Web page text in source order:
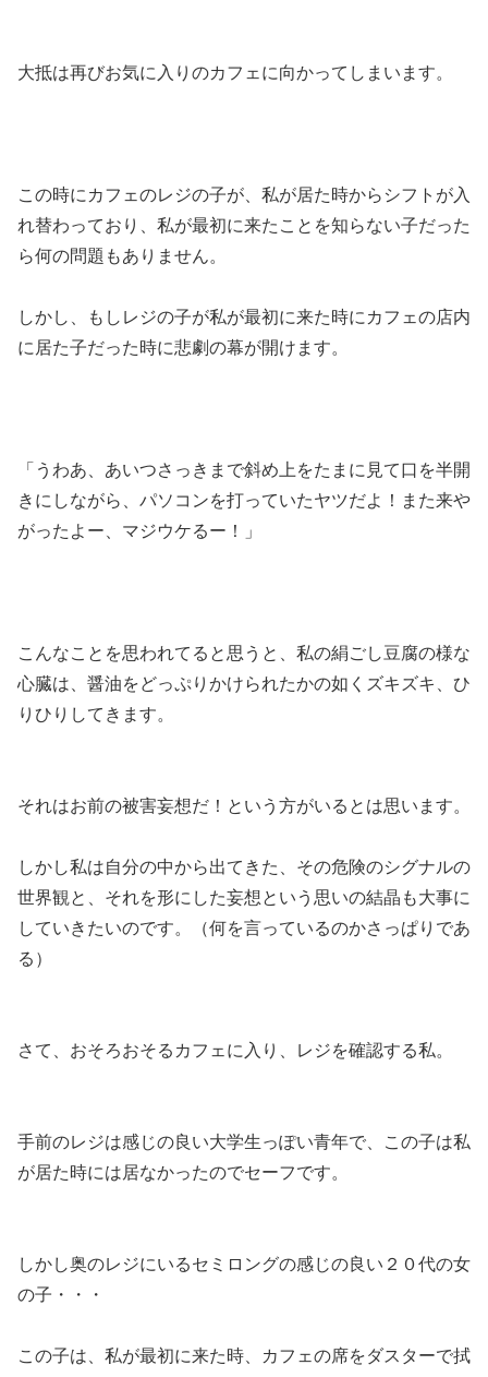
大抵は再びお気に入りのカフェに向かってしまいます。
この時にカフェのレジの子が、私が居た時からシフトが入
れ替わっており、私が最初に来たことを知らない子だった
ら何の問題もありません。
しかし、もしレジの子が私が最初に来た時にカフェの店内
に居た子だった時に悲劇の幕が開けます。
「うわあ、あいつさっきまで斜め上をたまに見て口を半開
きにしながら、パソコンを打っていたヤツだよ！また来や
がったよー、マジウケるー！」
こんなことを思われてると思うと、私の絹ごし豆腐の様な
心臓は、醤油をどっぷりかけられたかの如くズキズキ、ひ
りひりしてきます。
それはお前の被害妄想だ！という方がいるとは思います。
しかし私は自分の中から出てきた、その危険のシグナルの
世界観と、それを形にした妄想という思いの結晶も大事に
していきたいのです。（何を言っているのかさっぱりであ
る）
さて、おそろおそるカフェに入り、レジを確認する私。
手前のレジは感じの良い大学生っぽい青年で、この子は私
が居た時には居なかったのでセーフです。
しかし奥のレジにいるセミロングの感じの良い２０代の女
の子・・・
この子は、私が最初に来た時、カフェの席をダスターで拭